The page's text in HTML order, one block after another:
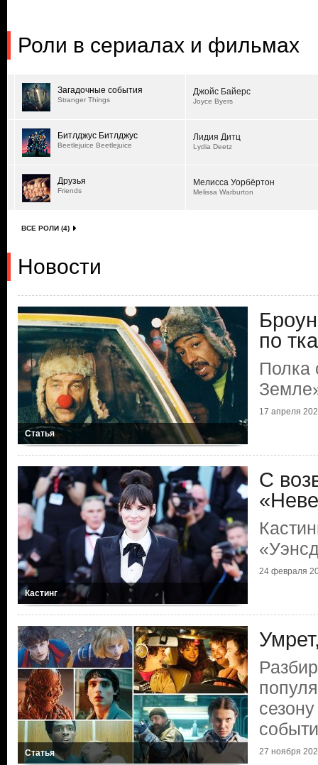
Роли в сериалах и фильмах
Загадочные события
Stranger Things
Джойс Байерс
Joyce Byers
Битлджус Битлджус
Beetlejuice Beetlejuice
Лидия Дитц
Lydia Deetz
Друзья
Friends
Мелисса Уорбёртон
Melissa Warburton
ВСЕ РОЛИ (4)
Новости
Статья
по
Полка
17 апреля
Кастинг
С
24 февраля
Статья 27 ноября